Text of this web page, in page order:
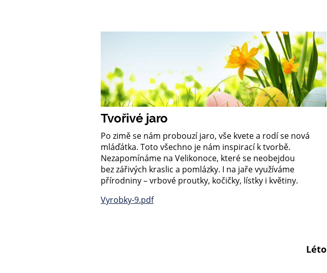
Tvořivé jaro
Po zimě se nám probouzí jaro, vše kvete a rodí se nová
mláďátka. Toto všechno je nám inspirací k tvorbě.
Nezapomínáme na Velikonoce, které se neobejdou
bez zářivých kraslic a pomlázky. I na jaře využíváme
přírodniny – vrbové proutky, kočičky, lístky i květiny.
Vyrobky-9.pdf
Léto